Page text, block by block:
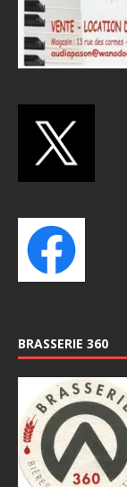
BRASSERIE 360